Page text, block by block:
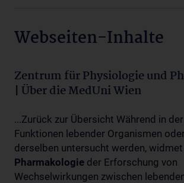
Webseiten-Inhalte
Zentrum für Physiologie und
| Über die MedUni Wien
...Zurück zur Übersicht Während in
Funktionen lebender Organismen
derselben untersucht werden,
Pharmakologie der Erforschung von
Wechselwirkungen zwischen